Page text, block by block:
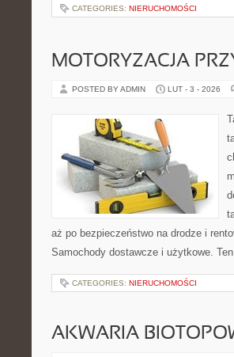
CATEGORIES: NIERUCHOMOŚCI
MOTORYZACJA
POSTED BY ADMIN LUT - 3 - 2026
aż po bezpieczeństwo na drodze i
Samochody dostawcze i użytkowe.
CATEGORIES: NIERUCHOMOŚCI
AKWARIA